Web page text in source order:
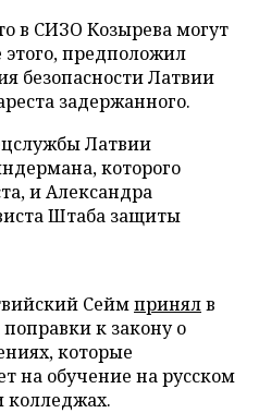
в СИЗО Козырева могут
этого, предположил
безопасности Латвии
задержанного.
Латвии
которого
и Александра
Штаба защиты
Сеймпринялв
к закону о
которые
на обучение на русском
колледжах.